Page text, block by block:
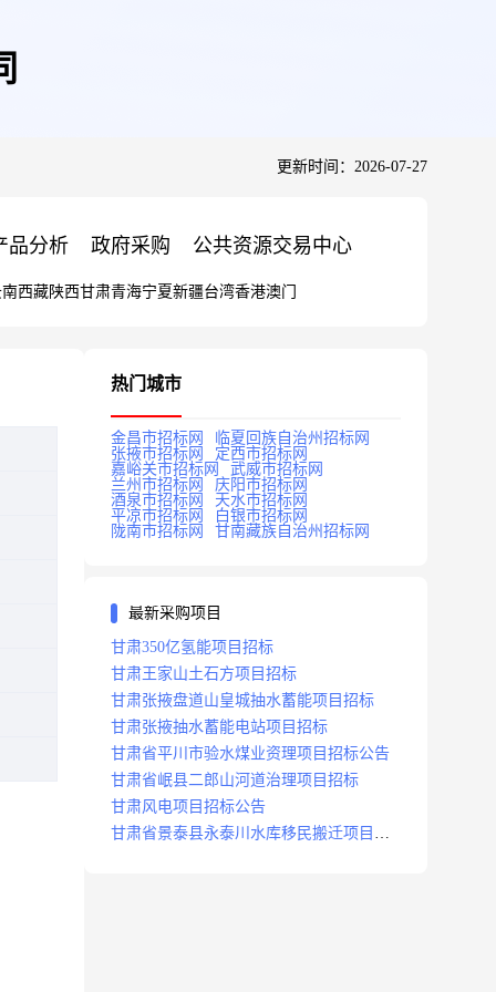
更新时间：2026-07-27
品分析 政府采购 公共资源交易中心
西藏陕西甘肃青海宁夏新疆台湾香港澳门
热门城市
金昌市招标网
临夏回族自治州招标网
张掖市招标网
定西市招标网
嘉峪关市招标网
武威市招标网
兰州市招标网
庆阳市招标网
酒泉市招标网
天水市招标网
平凉市招标网
白银市招标网
陇南市招标网
甘南藏族自治州招标网
最新采购项目
甘肃350亿氢能项目招标
甘肃王家山土石方项目招标
甘肃张掖盘道山皇城抽水蓄能项目招标
甘肃张掖抽水蓄能电站项目招标
甘肃省平川市验水煤业资理项目招标公告
甘肃省岷县二郎山河道治理项目招标
甘肃风电项目招标公告
甘肃省景泰县永泰川水库移民搬迁项目招